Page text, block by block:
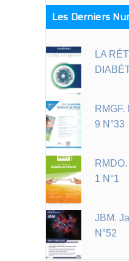
Les Derniers
LA
RMGF.
9 N°33
1 N°1
JBM.
N°52